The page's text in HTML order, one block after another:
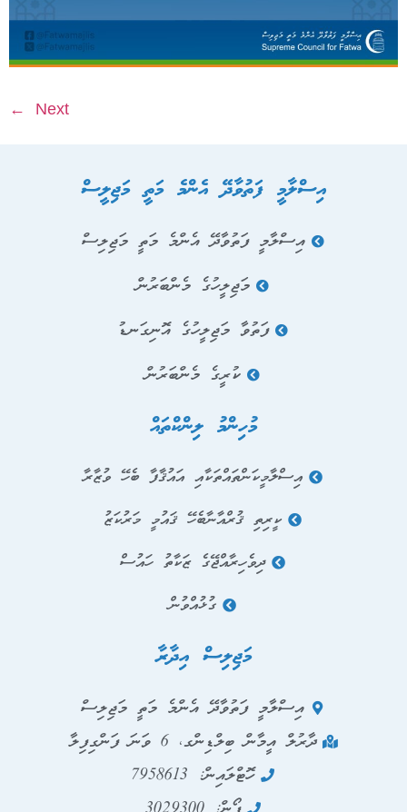
Next
←
އިސްލާމީ ފަތުވާދޭ އެންމެ މަތީ މަޖިލީސް
އިސްލާމީ ފަތުވާދޭ އެންމެ މަތީ މަޖިލިސް
މަޖިލީހުގެ މެންބަރުން
ފަތުވާ މަޖިލީހުގެ އޮނިގަނޑު
ކުރީގެ މެންބަރުން
މުހިންމު ލިންކްތައް
އިސްލާމީކަންތައްތަކާއި އައުޤާފާ ބެހޭ ވުޒާރާ
ކީރިތި ޤުރްއާނާބެހޭ ޤައުމީ މަރުކަޒު
ދިވެހިރާއްޖޭގެ ޒަކާތު ހައުސް
ގުޅުއްވުން
މަޖިލިސް އިދާރާ
އިސްލާމީ ފަތުވާދޭ އެންމެ މަތީ މަޖިލިސް
ދާރުލް އީމާން ބިލްޑިންގ، 6 ވަނަ ފަންގިފިލާ
ހޮޓްލައިން: 7958613